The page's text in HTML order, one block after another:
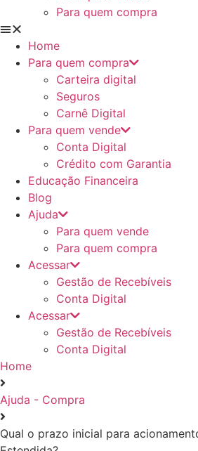
Para quem compra
Home
Para quem compra
Carteira digital
Seguros
Carnê Digital
Para quem vende
Conta Digital
Crédito com Garantia
Educação Financeira
Blog
Ajuda
Para quem vende
Para quem compra
Acessar
Gestão de Recebíveis
Conta Digital
Acessar
Gestão de Recebíveis
Conta Digital
Home
Ajuda - Compra
Qual o prazo inicial para